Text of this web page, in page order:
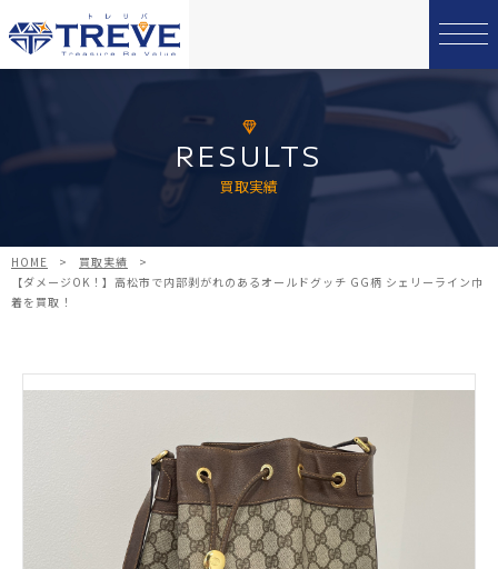
RESULTS
買取実績
HOME > 買取実績
>
【ダメージOK！】高松市で内部剥がれのあるオールドグッチ GG柄 シェリーライン巾
着を買取！